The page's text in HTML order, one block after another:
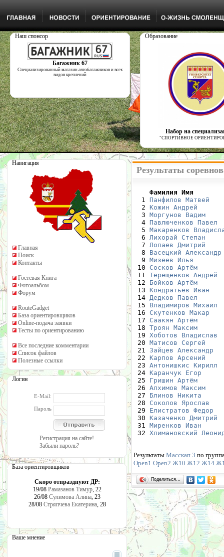
Наш спонсор
Багажник 67
Специализированный магазин автобагажников и всех
видов креплений
Образование
Набор на
"СПОРТИВНОЕ
Навигация
Главная
Поиск
Контакты
Гостевая Книга
Фотоальбом
Форум
RouteGadget
База ориентировщиков
Online-подача заявки
Тесты по ориентированию
Все последние комментарии
Список файлов
Полезные ссылки
Логин
E-Mail:
Пароль
Регистрация на сайте!
Забыли пароль?
База ориентировщиков
Скоро отпразднуют ДР:
19/08 Рамазанов Тимур, 22
26/08 Сулимова Алина, 23
28/08 Стряпчева Екатерина, 28
Ваше мнение
Результаты
Фамилия Имя
1 Панфилов Матвей
  2
Кожин Андрей
  3
Моргунов Вадим
  4
Павлюченков Павел
  5
Макаренков
  6
Лихорай Степан
  7
Лопаев Дмитрий
  8
Васецкий Александр
  9
Мизеев Илья
10 Сосков Артём
11 Терещенков Андрей
12 Бойков Артём
13 Кондратьев Иван
14 Дедков Павел
15 Владимиров Михаил
16 Скутенков Макар
17 Саакян Артём
18 Троян Максим
19 Хоботов Владислав
20 Матисов Сергей
21 Зайцев Александр
22 Карпов Арсений
23 Антонишкис Кирилл
24 Каранчук Егор
25 Гришин Артём
26 Алхимов Максим
27 Блинов Никита
28 Соколов Ярослав
29 Елистратов Федор
30 Казаченко Дмитрий
31 Миренков Иван
32 Хлимановский
Результаты Масскап 3 по
Open1 Open2 Ж10 Ж12 Ж14
Поделиться…